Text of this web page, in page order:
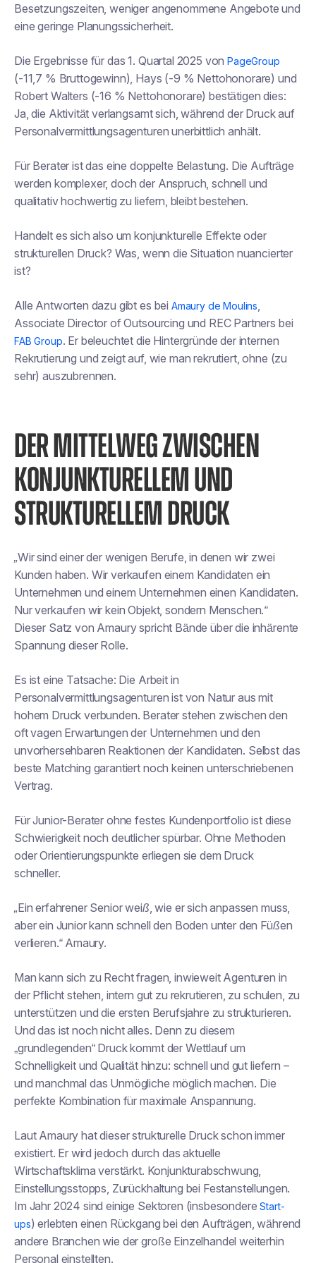
Besetzungszeiten, weniger angenommene Angebote und
eine geringe Planungssicherheit.
Die Ergebnisse für das 1. Quartal 2025 vonPageGroup
(-11,7 % Bruttogewinn), Hays (-9 % Nettohonorare) und
Robert Walters (-16 % Nettohonorare) bestätigen dies:
Ja, die Aktivität verlangsamt sich, während der Druck auf
Personalvermittlungsagenturen unerbittlich anhält.
Für Berater ist das eine doppelte Belastung. Die Aufträge
werden komplexer, doch der Anspruch, schnell und
qualitativ hochwertig zu liefern, bleibt bestehen.
Handelt es sich also um konjunkturelle Effekte oder
strukturellen Druck? Was, wenn die Situation nuancierter
ist?
Alle Antworten dazu gibt es bei Amaury de Moulins,
Associate Director of Outsourcing und REC Partners bei
FAB Group. Er beleuchtet die Hintergründe der internen
Rekrutierung und zeigt auf, wie man rekrutiert, ohne (zu
sehr) auszubrennen.
DER MITTELWEG ZWISCHEN
KONJUNKTURELLEM UND
STRUKTURELLEM DRUCK
„Wir sind einer der wenigen Berufe, in denen wir zwei
Kunden haben. Wir verkaufen einem Kandidaten ein
Unternehmen und einem Unternehmen einen Kandidaten.
Nur verkaufen wir kein Objekt, sondern Menschen.“
Dieser Satz von Amaury spricht Bände über die inhärente
Spannung dieser Rolle.
Es ist eine Tatsache: Die Arbeit in
Personalvermittlungsagenturen ist von Natur aus mit
hohem Druck verbunden. Berater stehen zwischen den
oft vagen Erwartungen der Unternehmen und den
unvorhersehbaren Reaktionen der Kandidaten. Selbst das
beste Matching garantiert noch keinen unterschriebenen
Vertrag.
Für Junior-Berater ohne festes Kundenportfolio ist diese
Schwierigkeit noch deutlicher spürbar. Ohne Methoden
oder Orientierungspunkte erliegen sie dem Druck
schneller.
„Ein erfahrener Senior weiß, wie er sich anpassen muss,
aber ein Junior kann schnell den Boden unter den Füßen
verlieren.“Amaury.
Man kann sich zu Recht fragen, inwieweit Agenturen in
der Pflicht stehen, intern gut zu rekrutieren, zu schulen, zu
unterstützen und die ersten Berufsjahre zu strukturieren.
Und das ist noch nicht alles. Denn zu diesem
„grundlegenden“ Druck kommt der Wettlauf um
Schnelligkeit und Qualität hinzu: schnell und gut liefern –
und manchmal das Unmögliche möglich machen. Die
perfekte Kombination für maximale Anspannung.
Laut Amaury hat dieser strukturelle Druck schon immer
existiert. Er wird jedoch durch das aktuelle
Wirtschaftsklima verstärkt. Konjunkturabschwung,
Einstellungsstopps, Zurückhaltung bei Festanstellungen.
Im Jahr 2024 sind einige Sektoren (insbesondereStart-
ups) erlebten einen Rückgang bei den Aufträgen, während
andere Branchen wie der große Einzelhandel weiterhin
Personal einstellten.